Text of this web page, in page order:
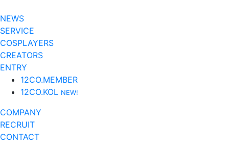
NEWS
SERVICE
COSPLAYERS
CREATORS
ENTRY
12CO.MEMBER
12CO.KOL NEW!
COMPANY
RECRUIT
CONTACT